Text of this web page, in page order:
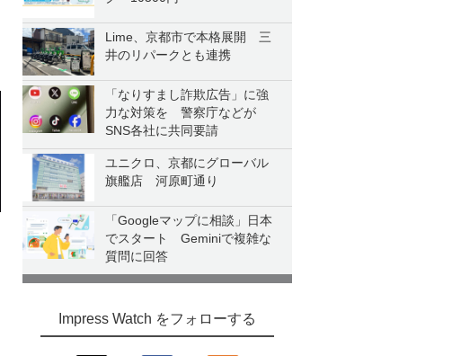
Lime、京都市で本格展開 三
井のリパークとも連携
「なりすまし詐欺広告」に強
力な対策を 警察庁などが
SNS各社に共同要請
ユニクロ、京都にグローバル
旗艦店 河原町通り
「Googleマップに相談」日本
でスタート Geminiで複雑な
質問に回答
Impress Watch をフォローする